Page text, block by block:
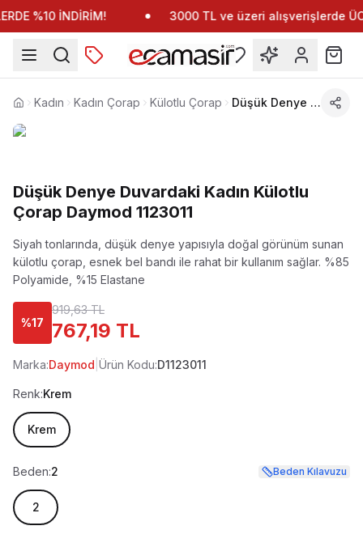
%10 İNDİRİM! 3000 TL ve üzeri alışverişlerde
Anasayfa
Kadın Kadın Çorap Külotlu Çorap Düşük Denye Duvardaki Kadın Külotlu Çorap Daymod 1123011
Düşük Denye Duvardaki Kadın Külotlu
Çorap Daymod 1123011
Siyah tonlarında, düşük denye yapısıyla doğal görünüm sunan
külotlu çorap, esnek bel bandı ile rahat bir kullanım sağlar. %85
Polyamide, %15 Elastane
%17
919,63 TL
767,19 TL
Marka:Daymod Ürün Kodu:D1123011
Renk:Krem
Krem
Beden:2 Beden Kılavuzu
2